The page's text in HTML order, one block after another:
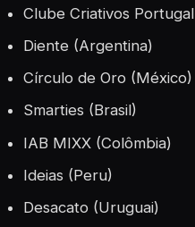
Clube Criativos Portugal
Diente (Argentina)
Círculo de Oro (México)
Smarties (Brasil)
IAB MIXX (Colômbia)
Ideias (Peru)
Desacato (Uruguai)